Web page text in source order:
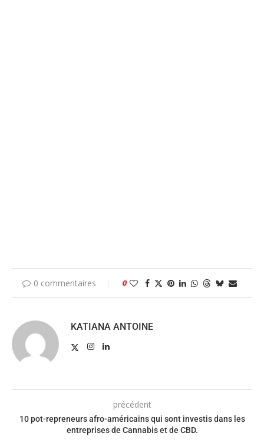
0 commentaires 0
KATIANA ANTOINE
précédent
10 pot-repreneurs afro-américains qui sont investis dans les
entreprises de Cannabis et de CBD.